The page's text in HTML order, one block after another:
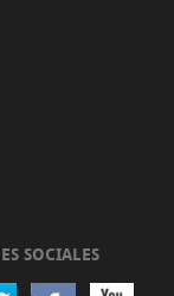
SOCIALES